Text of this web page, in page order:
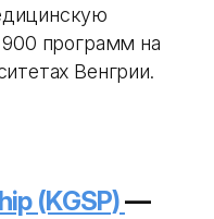
программ на
Венгрии.
(KGSP)—